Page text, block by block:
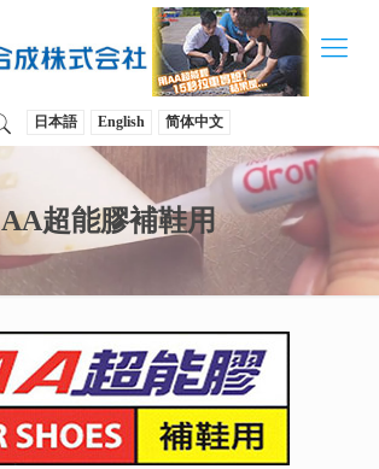
日本語 English 简体中文
AA超能膠補鞋用